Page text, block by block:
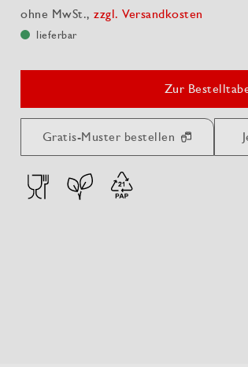
ohne MwSt., zzgl. Versandkosten
lieferbar
Zur
Gratis-Muster bestellen